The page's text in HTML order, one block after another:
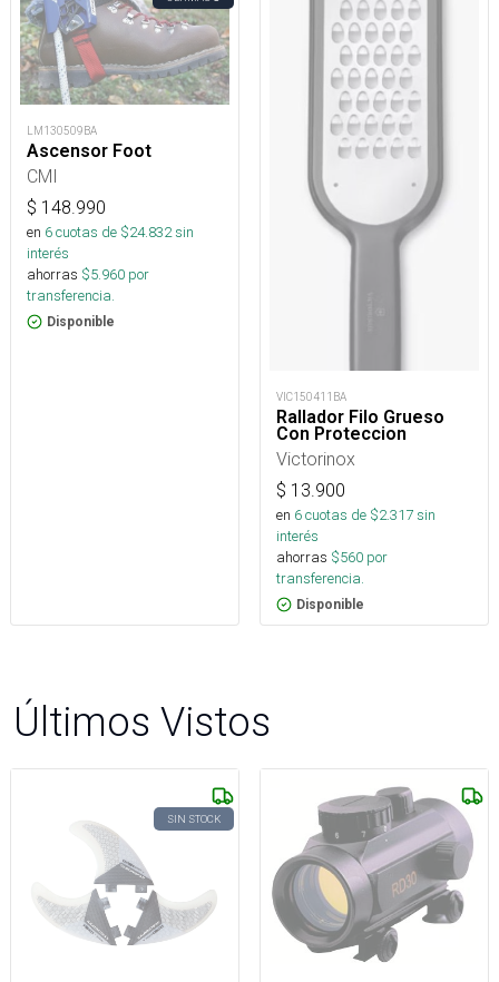
LM130509BA
Ascensor Foot
CMI
$ 148.990
en 6cuotas de $24.832sin
interés
ahorras $5.960 por
transferencia.
Disponible
VIC150411BA
Rallador Filo Grueso
Con Proteccion
Victorinox
$ 13.900
en 6cuotas de $2.317sin
interés
ahorras $560 por
transferencia.
Disponible
Últimos Vistos
SIN STOCK